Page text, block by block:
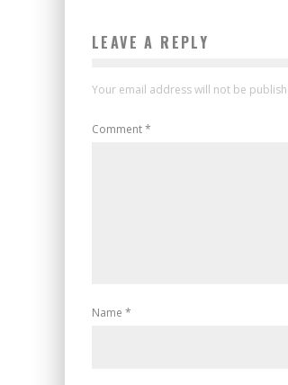
LEAVE A REPLY
Your email address will not be
Comment*
Name *